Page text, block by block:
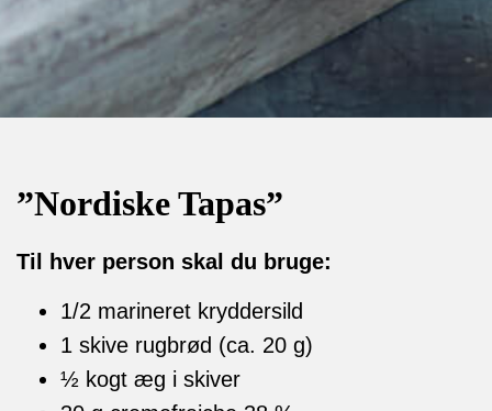
”Nordiske Tapas”
Til hver person skal du bruge:
1/2 marineret kryddersild
1 skive rugbrød (ca. 20 g)
½ kogt æg i skiver